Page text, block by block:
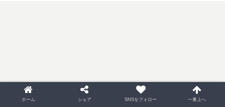
ホーム シェア SNSをフォロー 一番上へ